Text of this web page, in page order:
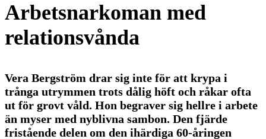
Arbetsnarkoman med
relationsvånda
Vera Bergström drar sig inte för att krypa i
trånga utrymmen trots dålig höft och råkar ofta
ut för grovt våld. Hon begraver sig hellre i arbete
än myser med nyblivna sambon. Den fjärde
fristående delen om den ihärdiga 60-åringen